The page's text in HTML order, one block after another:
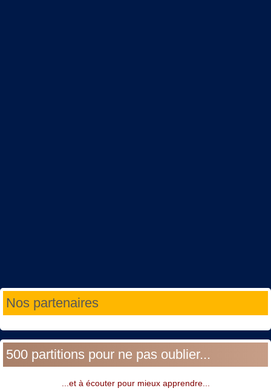
Nos partenaires
500 partitions pour ne pas oublier...
...et à écouter pour mieux apprendre...
Année
précédente
Mois
précédent
Année
suivante
Mois
suivant